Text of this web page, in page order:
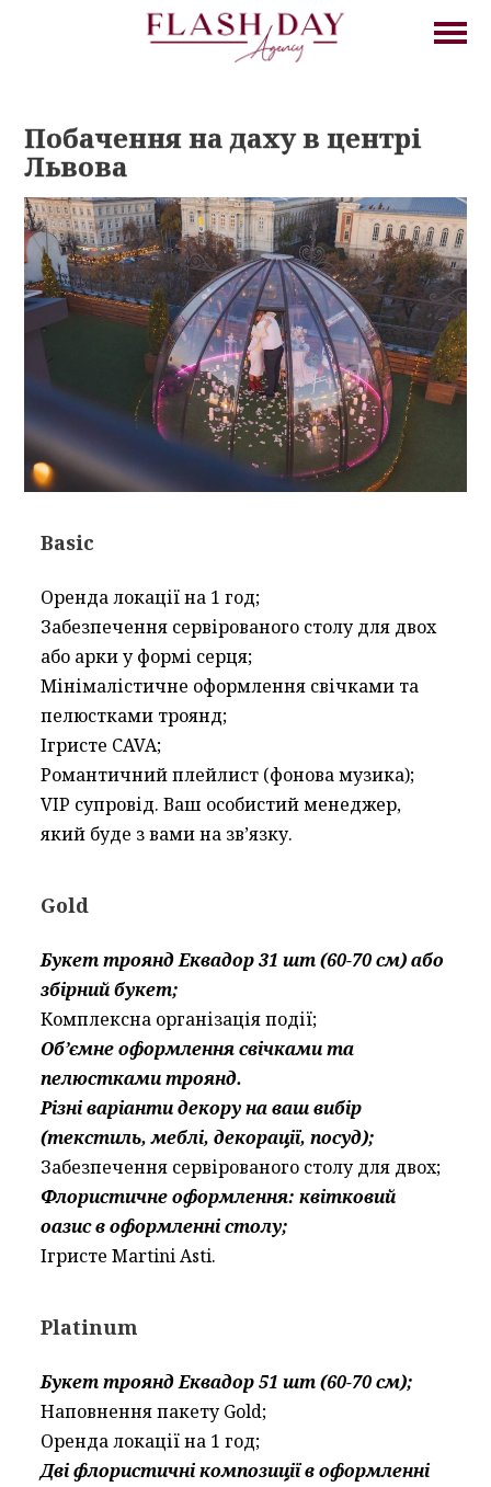
Побачення на даху в центрі
Львова
Basic
Оренда локації на 1 год;
Забезпечення сервірованого столу для двох
або арки у формі серця;
Мінімалістичне оформлення свічками та
пелюстками троянд;
Ігристе CAVA;
Романтичний плейлист (фонова музика);
VIP супровід. Ваш особистий менеджер,
який буде з вами на зв’язку.
Gold
Букет троянд Еквадор 31 шт (60-70 см) або
збірний букет;
Комплексна організація події;
Об’ємне оформлення свічками та
пелюстками троянд.
Різні варіанти декору на ваш вибір
(текстиль, меблі, декорації, посуд);
Забезпечення сервірованого столу для двох;
Флористичне оформлення: квітковий
оазис в оформленні столу;
Ігристе Martini Asti.
Platinum
Букет троянд Еквадор 51 шт (60-70 см);
Наповнення пакету Gold;
Оренда локації на 1 год;
Дві флористичні композиції в оформленні